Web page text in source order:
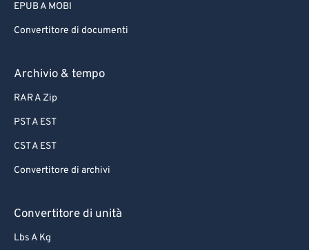
EPUB A MOBI
Convertitore di documenti
Archivio & tempo
RAR A Zip
PST A EST
CST A EST
Convertitore di archivi
Convertitore di unità
Lbs A Kg